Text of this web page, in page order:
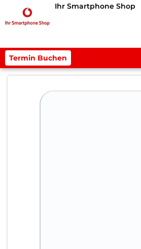
Ihr Smartphone Shop
Termin Buchen